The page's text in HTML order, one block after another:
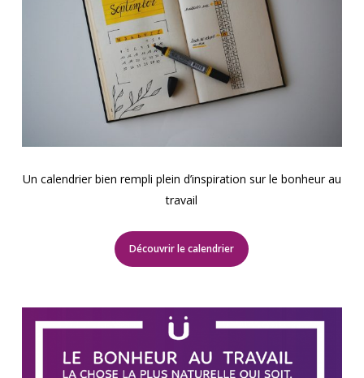
Un calendrier bien rempli plein d’inspiration sur le bonheur au
travail
Découvrir le calendrier